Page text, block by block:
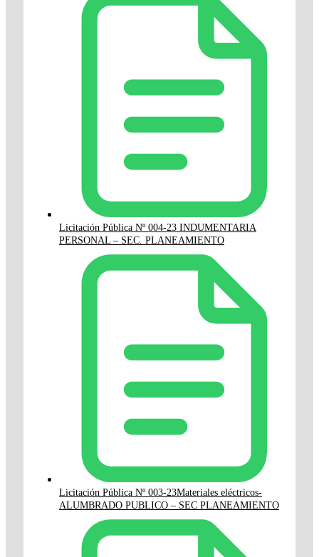
Licitación Pública Nº 004-23 INDUMENTARIA
PERSONAL – SEC. PLANEAMIENTO
Licitación Pública Nº 003-23Materiales eléctricos-
ALUMBRADO PUBLICO – SEC PLANEAMIENTO